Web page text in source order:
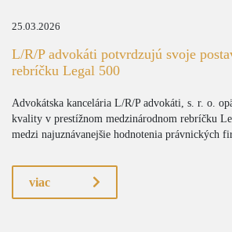
25.03.2026
L/R/P advokáti potvrdzujú svoje
rebríčku Legal 500
Advokátska kancelária L/R/P advokáti, s. r. o.
kvality v prestížnom medzinárodnom rebríčku
medzi najuznávanejšie hodnotenia právnických
viac